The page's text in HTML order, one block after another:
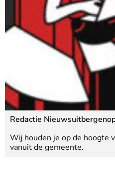
Redactie
Wij houden je op de hoogte
vanuit de gemeente.